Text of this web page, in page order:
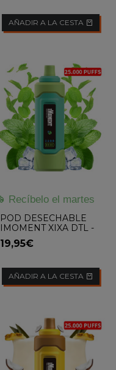
LEMONADE /...
AÑADIR A LA CESTA
Recíbelo el martes
POD DESECHABLE
IMOMENT XIXA DTL -
MENTHOL MINT
19,95€
AÑADIR A LA CESTA